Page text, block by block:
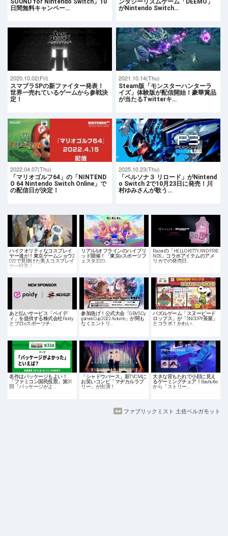
日間無料キャンペー…
がNintendo Switch…
2020.10.02(Fri)
スマブラSPの新ファイター発表！
世界一売れているゲームから参戦決
定！
2021.10.14(Thu)
Steam版「モンスターハンターラ
イズ」体験版が配信開始！豪華賞品
が当たるTwitterキ…
2022.04.07(Thu)
「マリオゴルフ64」の「NINTEND
O 64 Nintendo Switch Online」で
の配信日が決定！
2025.10.23(Thu)
「ペルソナ３ リロード」がNintend
o Switch 2で10月23日に発売！川
村ゆみさんが歌う…
ハイクオリティなコスプレイ
ヤー達が！東京ゲームショウ2
022で見掛けた美人コスプレイ
ヤー特集！
リアル&オフラインのハイブリ
ッド開催！「東京eスポーツフ
ェスタ2023…
Razerの「HELLO KITTY AND FRIE
NDS」コラボアイテムのアメ
リカでの発売日…
あと払いサービス「ペイデ
ィ」を提供する株式会社Paidy
とプロeスポーツチ…
参加急げ！公式大会「GBVS Cy
games Cup 2022 Autumn」が間も
なくエントリ…
パズルゲーム「スヌーピード
ロップス」が「SNOOPY茶屋」
とコラボ！かわい…
名作はパッケージもよい！
「ファミコン国民投票」第31
回「パッケージがよ…
「シャドウバース」新TVCMに
お笑いコンビ「マヂカルラブ
リー」が出演！
大きな背もたれで小顔に見え
るゲーミングチェア！Bauhutte
から「ストリー…
ファブリックミスト 土佐ベルガモット